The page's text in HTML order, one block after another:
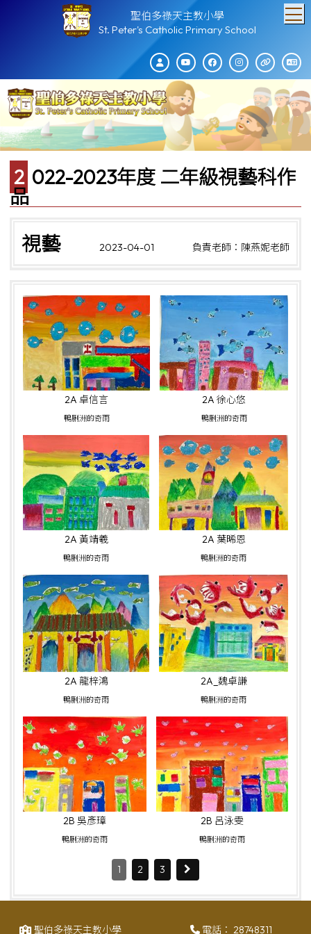
聖伯多祿天主教小學
St. Peter's Catholic Primary School
2022-2023年度 二年級視藝科作
品
視藝
2023-04-01 負責老師：陳燕妮老師
2A 卓信言
鴨脷洲的奇雨
2A 徐心悠
鴨脷洲的奇雨
2A 黃靖羲
鴨脷洲的奇雨
2A 葉晞恩
鴨脷洲的奇雨
2A 龍梓鴻
鴨脷洲的奇雨
2A_魏卓謙
鴨脷洲的奇雨
2B 吳彥璋
鴨脷洲的奇雨
2B 呂泳雯
鴨脷洲的奇雨
1 2 3
聖伯多祿天主教小學 電話： 28748311